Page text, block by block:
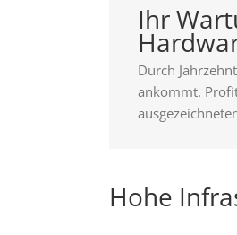
Ihr
Durch
ankommt.
Hohe